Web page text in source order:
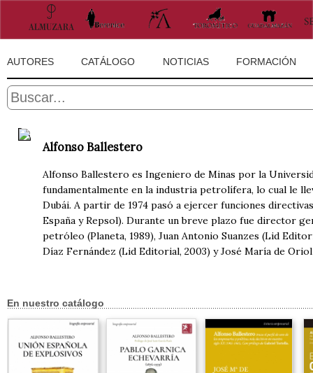
AUTORES CATÁLOGO NOTICIAS FORMACIÓN
Alfonso Ballestero
Alfonso Ballestero es Ingeniero de Minas por la
fundamentalmente en la industria petrolífera, lo cual le
Dubái. A partir de 1974 pasó a ejercer funciones
España y Repsol). Durante un breve plazo fue director
petróleo (Planeta, 1989), Juan Antonio Suanzes (Lid
Díaz Fernández (Lid Editorial, 2003) y José María de
En nuestro catálogo